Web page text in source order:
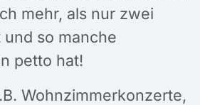
mehr, als nur zwei
so manche
petto hat!
Wohnzimmerkonzerte,